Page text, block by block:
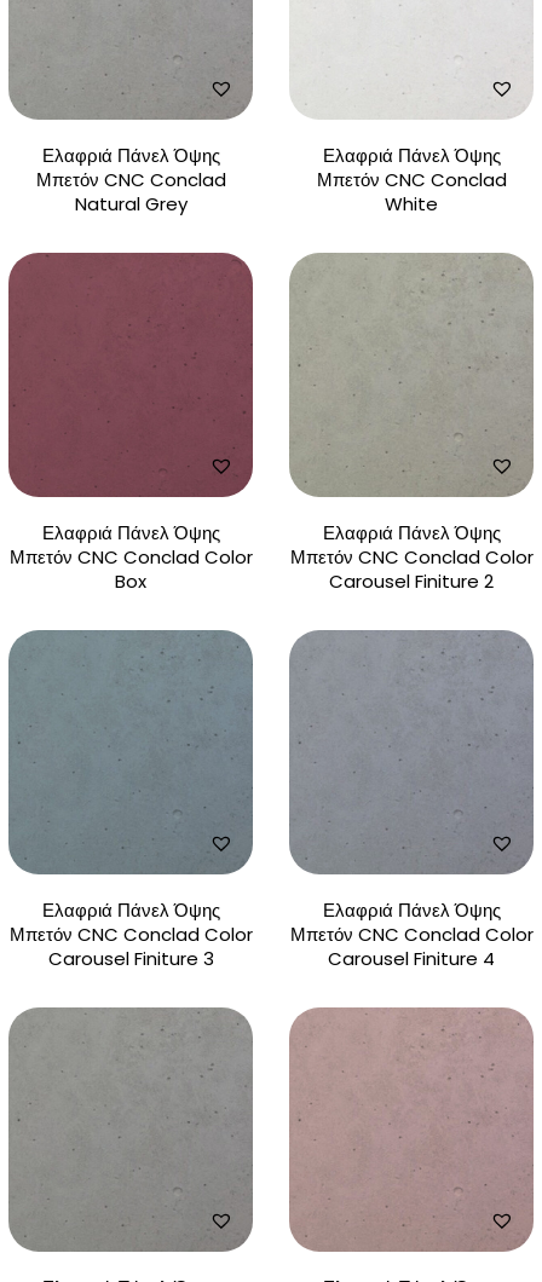
Ελαφριά Πάνελ Όψης
Μπετόν CNC Conclad
Natural Grey
Ελαφριά Πάνελ Όψης
Μπετόν CNC Conclad
White
Ελαφριά Πάνελ Όψης
Μπετόν CNC Conclad Color
Box
Ελαφριά Πάνελ Όψης
Μπετόν CNC Conclad Color
Carousel Finiture 2
Ελαφριά Πάνελ Όψης
Μπετόν CNC Conclad Color
Carousel Finiture 3
Ελαφριά Πάνελ Όψης
Μπετόν CNC Conclad Color
Carousel Finiture 4